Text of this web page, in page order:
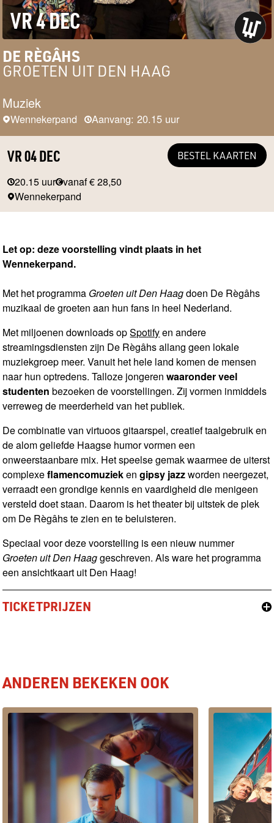
VR 4 DEC
DE RÈGÂHS
GROETEN UIT DEN HAAG
Muziek
Wennekerpand Aanvang: 20.15 uur
Let op: deze voorstelling vindt plaats in het
Wennekerpand.
Met het programma Groeten uit Den Haagdoen De Règâhs
muzikaal de groeten aan hun fans in heel Nederland.
Met miljoenen downloads opSpotifyen andere
streamingsdiensten zijn De Règâhs allang geen lokale
muziekgroep meer. Vanuit het hele land komen de mensen
naar hun optredens. Talloze jongerenwaaronder veel
studenten bezoeken de voorstellingen. Zij vormen inmiddels
verreweg de meerderheid van het publiek.
De combinatie van virtuoos gitaarspel, creatief taalgebruik en
de alom geliefde Haagse humor vormen een
onweerstaanbare mix. Het speelse gemak waarmee de uiterst
complexeflamencomuziekengipsy jazzworden neergezet,
verraadt een grondige kennis en vaardigheid die menigeen
versteld doet staan. Daarom is het theater bij uitstek de plek
om De Règâhs te zien en te beluisteren.
Speciaal voor deze voorstelling is een nieuw nummer
Groeten uit Den Haaggeschreven. Als ware het programma
een ansichtkaart uit Den Haag!
TICKETPRIJZEN
VR 04 DEC BESTEL KAARTEN
20.15 uur vanaf € 28,50
Wennekerpand
ANDEREN BEKEKEN OOK